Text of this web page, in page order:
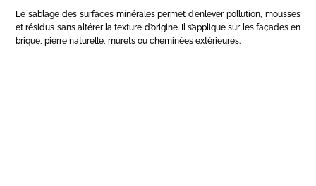
Le sablage des surfaces minérales permet d’enlever pollution, mousses
et résidus sans altérer la texture d’origine. Il s’applique sur les façades en
brique, pierre naturelle, murets ou cheminées extérieures.